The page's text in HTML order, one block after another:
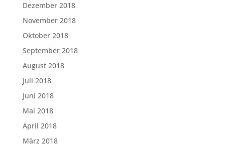
Dezember 2018
November 2018
Oktober 2018
September 2018
August 2018
Juli 2018
Juni 2018
Mai 2018
April 2018
März 2018